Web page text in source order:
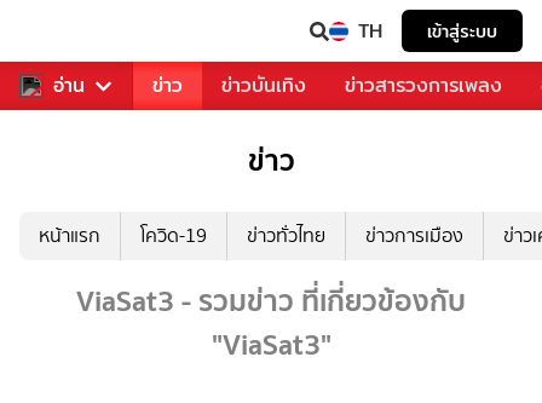
TH เข้าสู่ระบบ
อ่าน
คุณ กีฬา ข่าว ข่าวบันเทิง ข่าวสารวงการเพลง
ข่าว
หน้าแรก โควิด-19 ข่าวทั่วไทย ข่าวการเมือง ข่าว
ViaSat3 - รวมข่าว ที่เกี่ยวข้องกับ
"ViaSat3"